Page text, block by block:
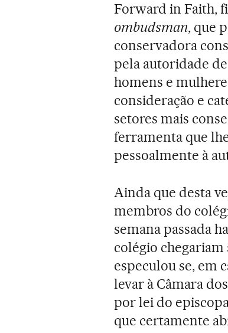
Forward in Faith,
ombudsman, que
conservadora
pela autoridade
homens e
consideração e
setores mais
ferramenta que
pessoalmente à
Ainda que desta
membros do
semana passada
colégio chegariam
especulou se, em
levar à Câmara
por lei do
que certamente